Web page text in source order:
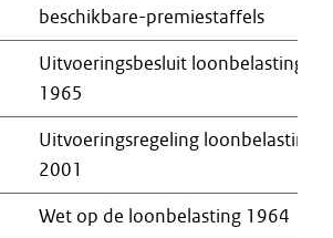
beschikbare-premiestaffels
Uitvoeringsbesluit loonbelasting
1965
Uitvoeringsregeling loonbelasting
2001
Wet op de loonbelasting 1964